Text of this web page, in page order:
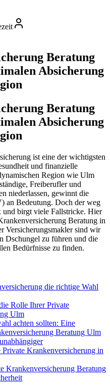
Beratung
Absicherung
Beratung
Absicherung
ist eine der wichtigsten
und finanzielle
Region wie Ulm
Freiberufler und
niederlassen, gewinnt die
an Bedeutung. Doch der weg
und birgt viele Fallstricke. Hier
Beratung in
Versicherungsmakler sind wir
Dschungel zu führen und die
Bedürfnisse zu finden.
die richtige Wahl
Rolle Ihrer Private
Ulm
achten sollten: Eine
Beratung Ulm
Krankenversicherung in
Krankenversicherung Beratung